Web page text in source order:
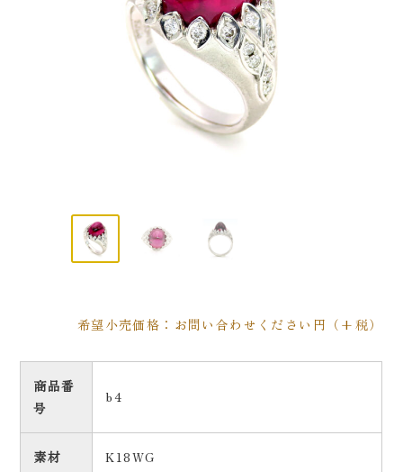
希望小売価格：お問い合わせください円（+税）
商品番
号
b4
素材 K18WG